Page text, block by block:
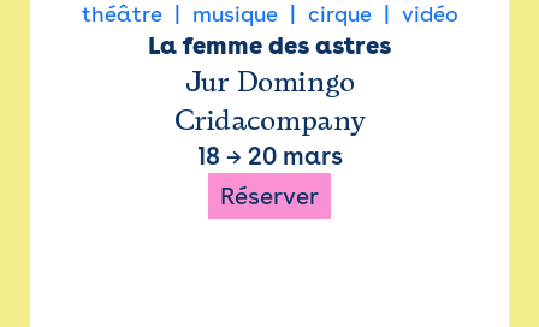
théâtre musique cirque vidéo
La femme des astres
Jur Domingo
Cridacompany
18 → 20 mars
Réserver